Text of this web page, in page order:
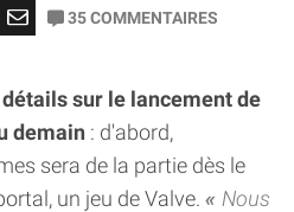
35COMMENTAIRES
sur le lancement de
demain : d'abord,
sera de la partie dès le
un jeu de Valve.
Nous